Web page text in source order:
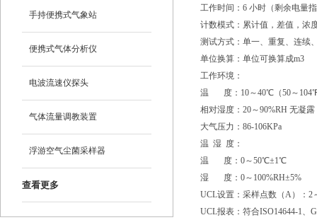
手持便携式气象站
便携式气体分析仪
电波流速仪探头
气体流量调教装置
浮游空气尘菌采样器
查看更多
工作时间：6 小时（剩余电量
计数模式：累计值，差值，浓
测试方式：单一、重复、连续
单位换算：单位可换算成m3
工作环境：
温 度：10～40℃（50～
相对湿度：20～90%RH 无凝露
大气压力：86-106KPa
温 湿 度：
温 度：0～50℃±1℃
湿 度：0～100%RH±5%
UCL设置：采样点数（A）：2
UCL报表：符合ISO14644-1、